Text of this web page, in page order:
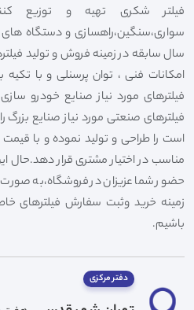
فیلتر شکری تهیه و توزیع
سال سابقه در زمینه فروش و تولید
امکانات فنی ، توان پرسنلی و با
فیلترهای مورد نیاز صنایع خودرو
فیلترهای صنعتی مورد نیاز صنایع بزرگ
است را طراحی و تولید نموده و با
مناسب در اختیار مشتری قرار دهد.حال
حضور شما عزیزان در فروشگاه،به
زمینه خرید وثبت سفارش فیلترهای
باشیم.
دفتر مرکزی